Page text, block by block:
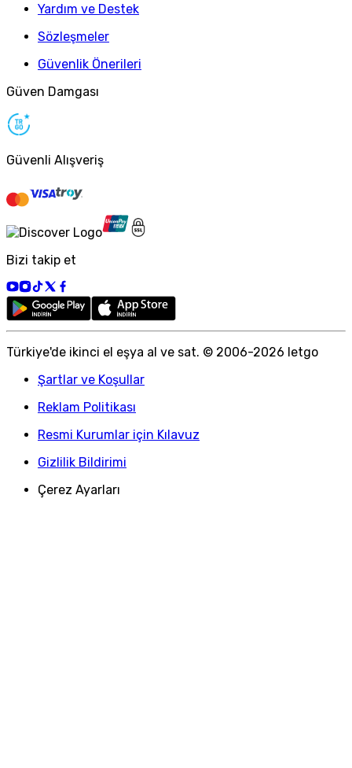
Yardım ve Destek
Sözleşmeler
Güvenlik Önerileri
Güven Damgası
Güvenli Alışveriş
Bizi takip et
Türkiye'de ikinci el eşya al ve sat. © 2006-2026 letgo
Şartlar ve Koşullar
Reklam Politikası
Resmi Kurumlar için Kılavuz
Gizlilik Bildirimi
Çerez Ayarları